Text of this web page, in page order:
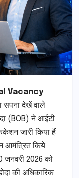
Vacancy
सपना देखें वाले
(BOB) ने आईटी
जारी किया हैं
आमंत्रित किये
जनवरी 2026 को
की अधिकारिक